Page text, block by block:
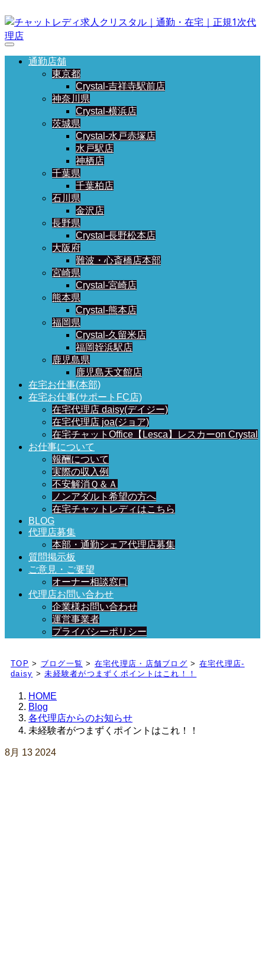
通勤店舗
東京都
Crystal-吉祥寺駅前店
神奈川県
Crystal-横浜店
茨城県
Crystal-水戸赤塚店
水戸駅店
神栖店
千葉県
千葉柏店
石川県
金沢店
長野県
Crystal-長野松本店
大阪府
難波・心斎橋店本部
宮崎県
Crystal-宮崎店
熊本県
Crystal-熊本店
福岡県
Crystal-久留米店
福岡姪浜駅店
鹿児島県
鹿児島天文館店
在宅お仕事(本部)
在宅お仕事(サポートFC店)
在宅代理店 daisy(デイジー)
在宅代理店 joa(ジョア)
在宅チャットOffice【Lesca】レスカーon Crystal
お仕事について
報酬について
実際の収入例
不安解消Ｑ＆Ａ
ノンアダルト希望の方へ
在宅チャットレディはこちら
BLOG
代理店募集
本部・通勤シェア代理店募集
質問掲示板
ご意見・ご要望
オーナー相談窓口
代理店お問い合わせ
企業様お問い合わせ
運営事業者
プライバシーポリシー
日々、ブログを更新中！
TOP > ブログ一覧 > 在宅代理店・店舗ブログ > 在宅代理店-
daisy >未経験者がつまずくポイントはこれ！！
HOME
Blog
各代理店からのお知らせ
未経験者がつまずくポイントはこれ！！
8月 13 2024